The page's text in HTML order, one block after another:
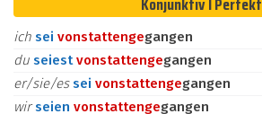
ich sei vonstattengegangen
du seiestvonstattengegangen
er/sie/essei vonstattengegangen
wirseien vonstattengegangen